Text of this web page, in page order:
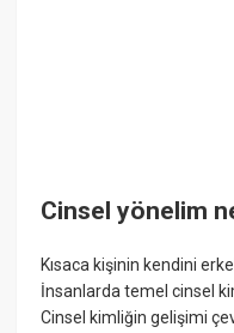
Cinsel yönelim
Kısaca kişinin kendini
İnsanlarda temel cinsel
Cinsel kimliğin gelişimi